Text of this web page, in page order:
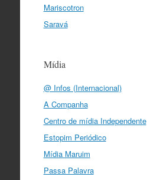
Mariscotron
Saravá
Mídia
@ Infos (Internacional)
A Companha
Centro de mídia Independente
Estopim Periódico
Mídia Maruim
Passa Palavra